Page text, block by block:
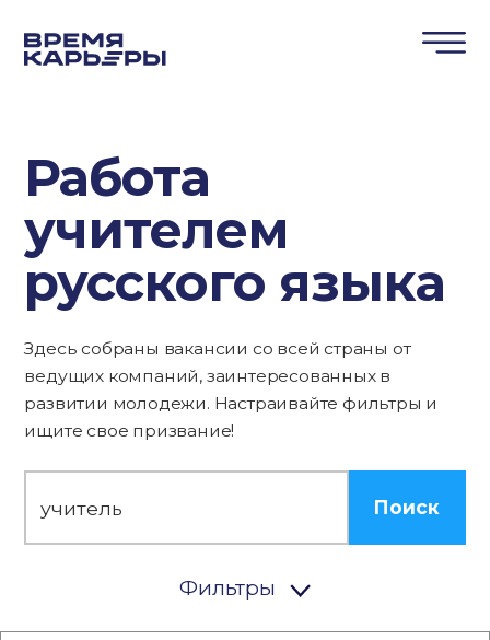
Работа
учителем
русского языка
Здесь собраны вакансии со всей страны от
ведущих компаний, заинтересованных в
развитии молодежи. Настраивайте фильтры и
ищите свое призвание!
Поиск
Фильтры